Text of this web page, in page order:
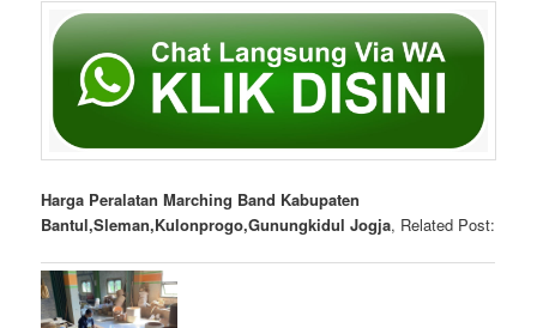
Harga Peralatan Marching Band Kabupaten
Bantul,Sleman,Kulonprogo,Gunungkidul Jogja, Related Post: